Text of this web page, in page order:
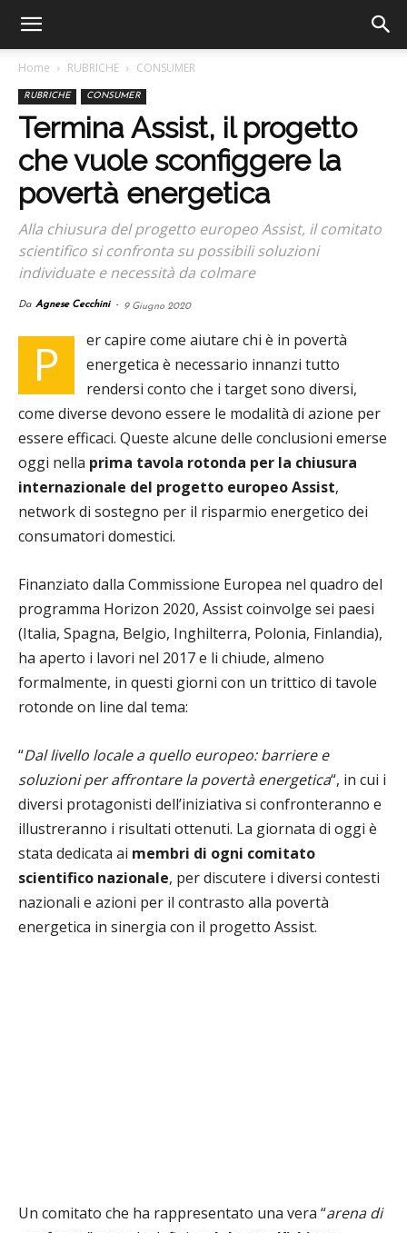
Home RUBRICHE CONSUMER
RUBRICHE CONSUMER
Termina Assist, il progetto
che vuole sconfiggere la
povertà energetica
Alla chiusura del progetto europeo Assist, il comitato
scientifico si confronta su possibili soluzioni
individuate e necessità da colmare
Da Agnese Cecchini - 9 Giugno 2020
P
er capire come aiutare chi è in povertà
energetica è necessario innanzi tutto
rendersi conto che i target sono diversi,
come diverse devono essere le modalità di azione per
essere efficaci. Queste alcune delle conclusioni emerse
oggi nella prima tavola rotonda per la chiusura
internazionale del progetto europeo Assist,
network di sostegno per il risparmio energetico dei
consumatori domestici.
Finanziato dalla Commissione Europea nel quadro del
programma Horizon 2020, Assist coinvolge sei paesi
(Italia, Spagna, Belgio, Inghilterra, Polonia, Finlandia),
ha aperto i lavori nel 2017 e li chiude, almeno
formalmente, in questi giorni con un trittico di tavole
rotonde on line dal tema:
“Dal livello locale a quello europeo: barriere e
soluzioni per affrontare la povertà energetica“, in cui i
diversi protagonisti dell’iniziativa si confronteranno e
illustreranno i risultati ottenuti. La giornata di oggi è
stata dedicata ai membri di ogni comitato
scientifico nazionale, per discutere i diversi contesti
nazionali e azioni per il contrasto alla povertà
energetica in sinergia con il progetto Assist.
Un comitato che ha rappresentato una vera “arena di